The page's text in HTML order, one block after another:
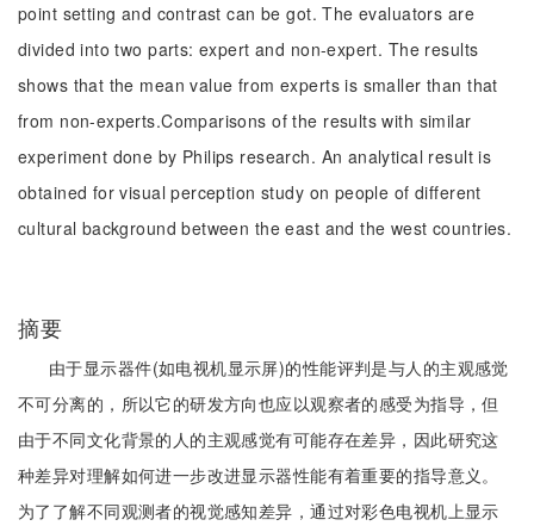
point setting and contrast can be got. The evaluators are
divided into two parts: expert and non-expert. The results
shows that the mean value from experts is smaller than that
from non-experts.Comparisons of the results with similar
experiment done by Philips research. An analytical result is
obtained for visual perception study on people of different
cultural background between the east and the west countries.
摘要
由于显示器件(如电视机显示屏)的性能评判是与人的主观感觉
不可分离的，所以它的研发方向也应以观察者的感受为指导，但
由于不同文化背景的人的主观感觉有可能存在差异，因此研究这
种差异对理解如何进一步改进显示器性能有着重要的指导意义。
为了了解不同观测者的视觉感知差异，通过对彩色电视机上显示